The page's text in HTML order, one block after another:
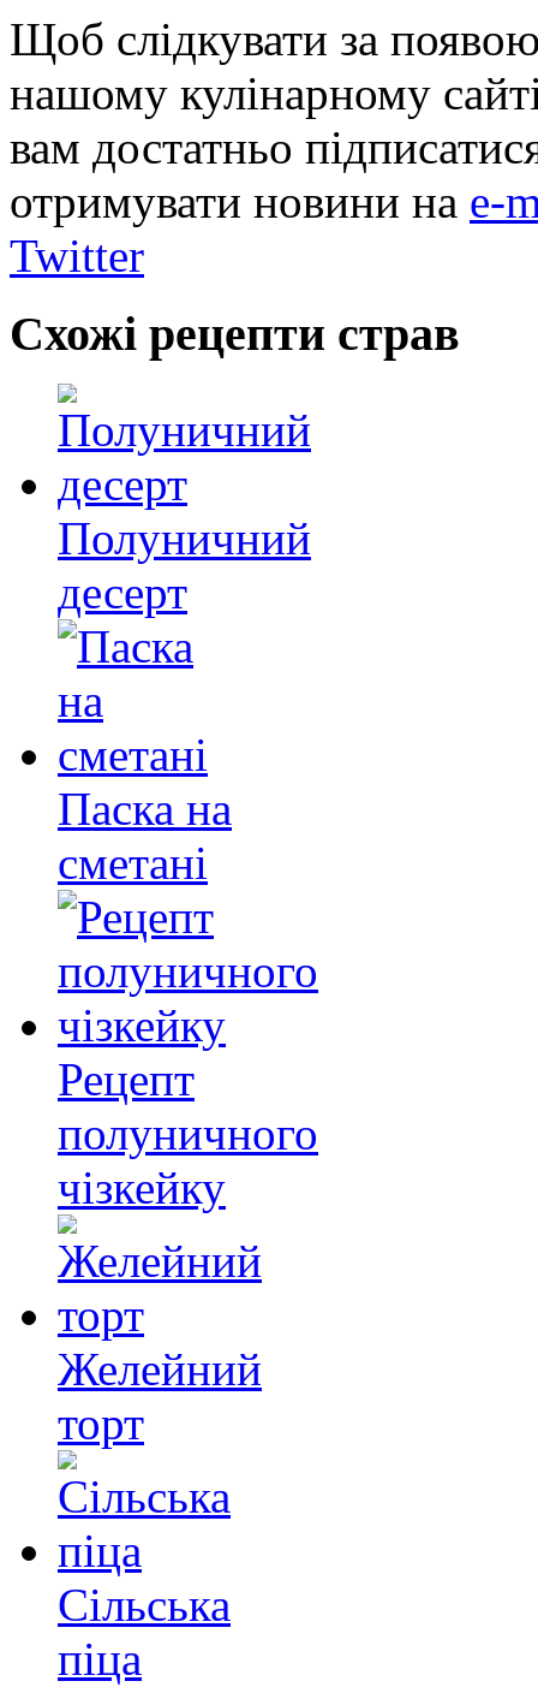
Щоб слідкувати за
нашому кулінарному
вам достатньо
отримувати новини на e-
Twitter
Схожі рецепти страв
Полуничний
десерт
Паска на
сметані
Рецепт
полуничного
чізкейку
Желейний
торт
Сільська
піца